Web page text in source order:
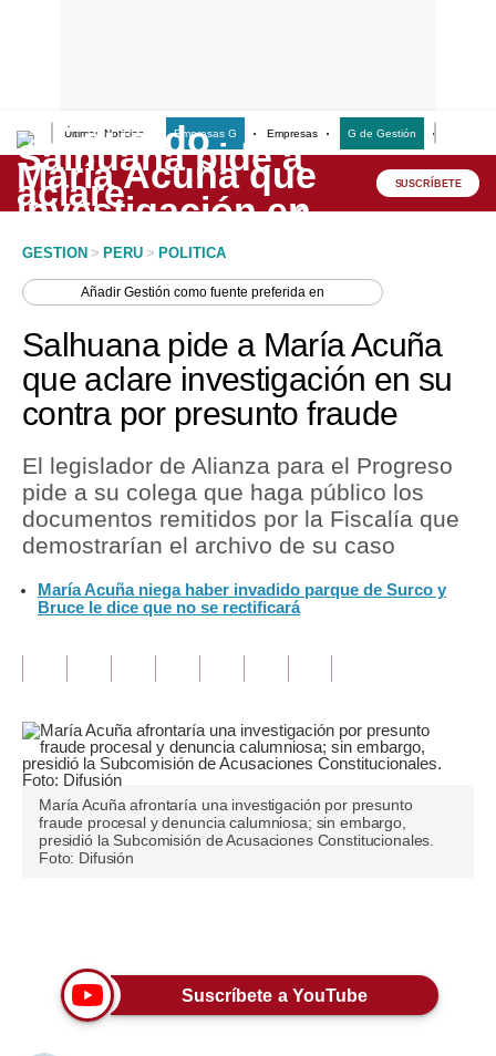
Últimas Noticias Empresas G Empresas G de Gestión
Lo último
Peru Quiosco
Economía
Mercados
Política
Tu Dinero
Finanzas Personales
Editorial
Pregunta de hoy
Blogs
Viajes
Moda
SUSCRÍBETE
GESTION > PERU > POLITICA
AñadirGestión como fuente preferida en
Salhuana pide a María Acuña
que aclare investigación en su
contra por presunto fraude
El legislador de Alianza para el Progreso
pide a su colega que haga público los
documentos remitidos por la Fiscalía que
demostrarían el archivo de su caso
María Acuña niega haber invadido parque de Surco y
Bruce le dice que no se rectificará
María Acuña afrontaría una investigación por presunto
fraude procesal y denuncia calumniosa; sin embargo,
presidió la Subcomisión de Acusaciones Constitucionales.
Foto: Difusión
Suscríbete a YouTube